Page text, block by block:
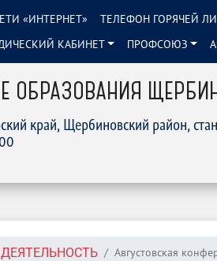
ОБРАЗОВАНИЯ
край, Щербиновский район,
«ИНТЕРНЕТ» ТЕЛЕФОН ГОРЯЧЕЙ
КАБИНЕТ ПРОФСОЮЗ
ДЕЯТЕЛЬНОСТЬ Августовская